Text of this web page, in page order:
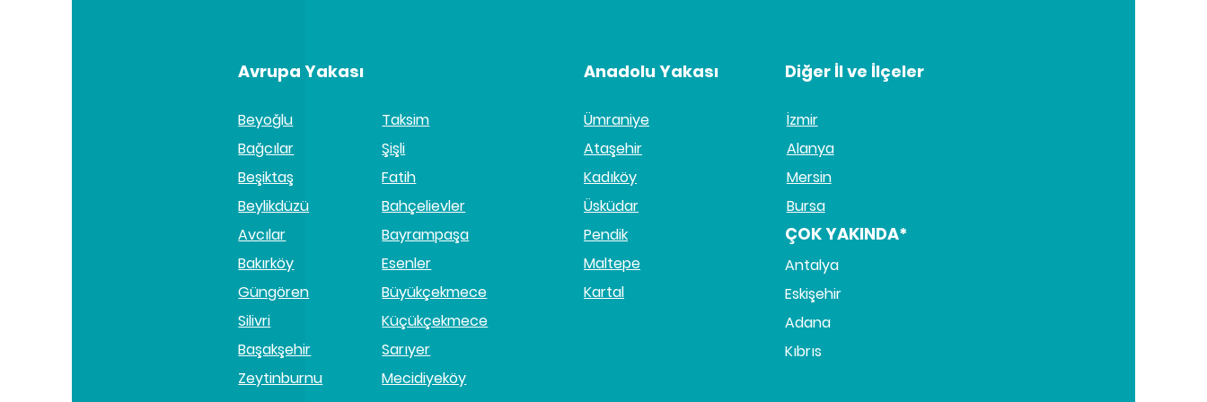
Avrupa Yakası
Beyoğlu
Bağcılar
Beşiktaş
Beylikdüzü
Avcılar
Bakırköy
Güngören
Silivri
Başakşehir
Zeytinburnu
Taksim
Şişli
Fatih
Bahçelievler
Bayrampaşa
Esenler
Büyükçekmece
Küçükçekmece
Sarıyer
Mecidiyeköy
Anadolu Yakası
Ümraniye
Ataşehir
Kadıköy
Üsküdar
Pendik
Maltepe
Kartal
Diğer İl ve İlçeler
İzmir
Alanya
Mersin
Bursa
ÇOK YAKINDA*
Antalya
Eskişehir
Adana
Kıbrıs